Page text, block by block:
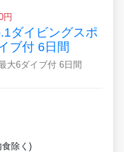
円
ダイビングスポ
ブ付 6日間
大6ダイブ付 6日間
食除く)